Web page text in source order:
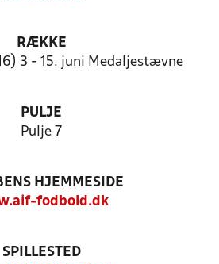
RÆKKE
3 - 15. juni Medaljestævne
PULJE
Pulje 7
HJEMMESIDE
fodbold.dk
SPILLESTED